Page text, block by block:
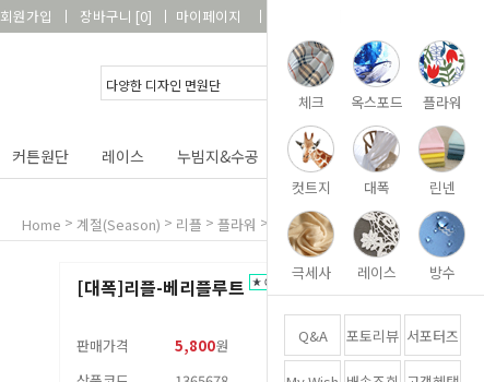
체크 옥스포드 플라워
컷트지 대폭 린넨
극세사 레이스 방수
Q&A 포토리뷰 서포터즈
회원가입 장바구니 [0] 마이페이지
커튼원단 레이스 누빔지&수공 DIY&패키지 부자재
Home > 계절(Season) > 리플 > 플라워 > [대폭]리플-베리플루트
[대폭]리플-베리플루트
판매가격 5,800원